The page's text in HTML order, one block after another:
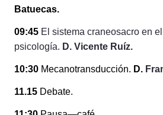
Batuecas.
09:45 El sistema craneosacro en
psicología. D. Vicente Ruíz.
10:30 Mecanotransducción. D.
11.15 Debate.